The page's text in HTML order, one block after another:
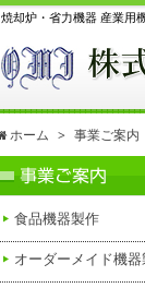
焼却炉・省力機器 産業用
ホーム 事業ご案内
食品機器製作
オーダーメイド機